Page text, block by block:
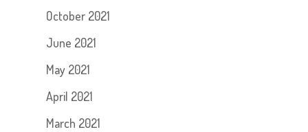
October 2021
June 2021
May 2021
April 2021
March 2021